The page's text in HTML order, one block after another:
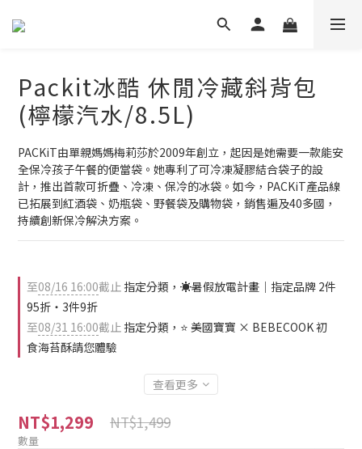
Packit冰酷 休閒冷藏斜背包
(檸檬汽水/8.5L)
PACKiT由單親媽媽梅莉莎於2009年創立，起因是她需要一款能安
全保冷孩子午餐的便當袋。她專利了可冷凍凝膠結合袋子的設
計，推出首款可折疊、冷凍、保冷的冰袋。如今，PACKiT產品線
已拓展到紅酒袋、奶瓶袋、野餐袋及購物袋，銷售遍及40多國，
持續創新保冷解決方案。
至08/16 16:00截止 指定分類，☀️暑假放電計畫｜指定品牌 2件
95折・3件9折
至08/31 16:00截止 指定分類，⭐ 美國寶寶 × BEBECOOK 初
食海苔酥請您體驗
查看更多
NT$1,299 NT$1,499
數量